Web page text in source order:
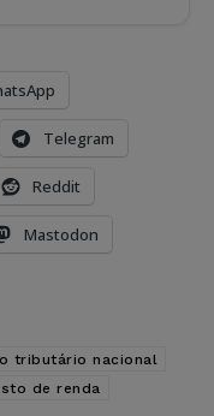
Telegram
Reddit
Mastodon
tributário nacional
de renda